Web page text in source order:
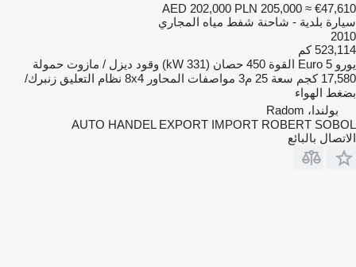
AED 202,000 PLN 205,000 ≈ €47,610
سيارة بلدية - شاحنة شفط مياه المجاري
2010
523,114 كم
يورو Euro 5 القوة 450 حصان (331 kW) وقود ديزل / مازوت حمولة
17,580 كجم
سعة 25 م3 مواصفات المحاور 8x4 نظام التعليق زنبرك/
بضغط الهواء
بولندا، Radom
AUTO HANDEL EXPORT IMPORT ROBERT SOBOL
الاتصال بالبائع